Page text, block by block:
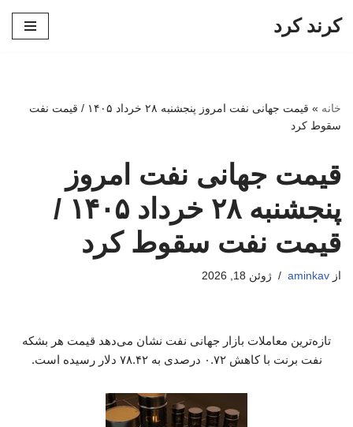
کرند کرد
خانه »
قیمت جهانی نفت امروز پنجشنبه ۲۸ خرداد ۱۴۰۵ / قیمت نفت
سقوط کرد
قیمت جهانی نفت امروز
پنجشنبه ۲۸ خرداد ۱۴۰۵ /
قیمت نفت سقوط کرد
از aminkav ژوئن 18, 2026
تازه‌ترین معاملات بازار جهانی نفت نشان می‌دهد قیمت هر بشکه
نفت برنت با کاهش ۰.۷۲ درصدی به ۷۸.۴۲ دلار رسیده است.